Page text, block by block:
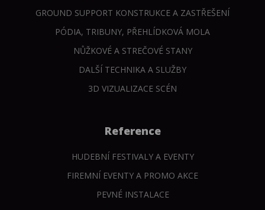
GROUND SUPPORT KONSTRUKCE A ZASTŘEŠENÍ
PÓDIA, TRIBUNY, PŘEHLÍDKOVÁ MOLA
NŮŽKOVÉ A STREČOVÉ STANY
DALŠÍ TECHNIKA A SLUŽBY
3D VIZUALIZACE SCÉN
Reference
HUDEBNÍ FESTIVALY A EVENTY
FIREMNÍ EVENTY A PROMO AKCE
PEVNÉ INSTALACE